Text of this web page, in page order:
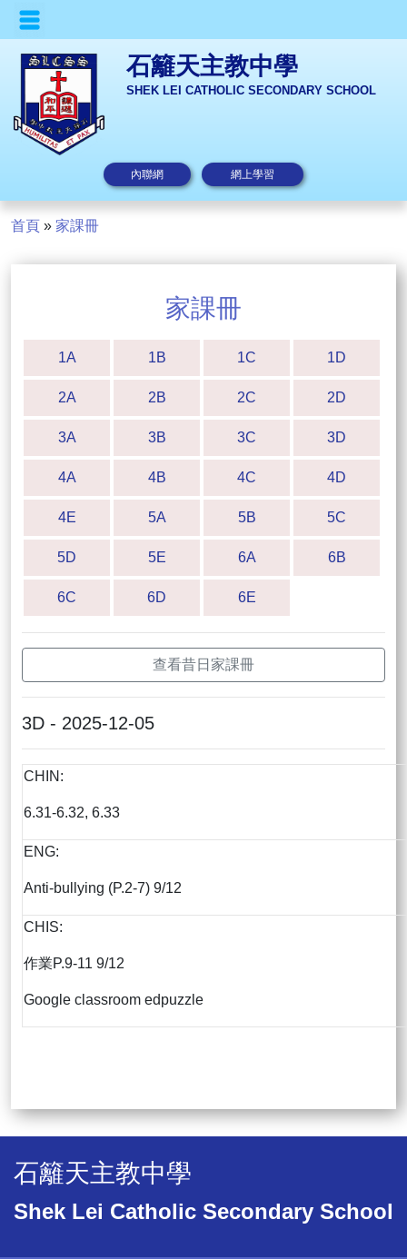
石籬天主教中學
SHEK LEI CATHOLIC SECONDARY SCHOOL
內聯網 網上學習
首頁 » 家課冊
家課冊
1A 1B 1C 1D
2A 2B 2C 2D
3A 3B 3C 3D
4A 4B 4C 4D
4E 5A 5B 5C
5D 5E 6A 6B
6C 6D 6E
查看昔日家課冊
3D - 2025-12-05
CHIN:
6.31-6.32, 6.33
ENG:
Anti-bullying (P.2-7) 9/12
CHIS:
作業P.9-11 9/12
Google classroom edpuzzle
石籬天主教中學
Shek Lei Catholic Secondary School